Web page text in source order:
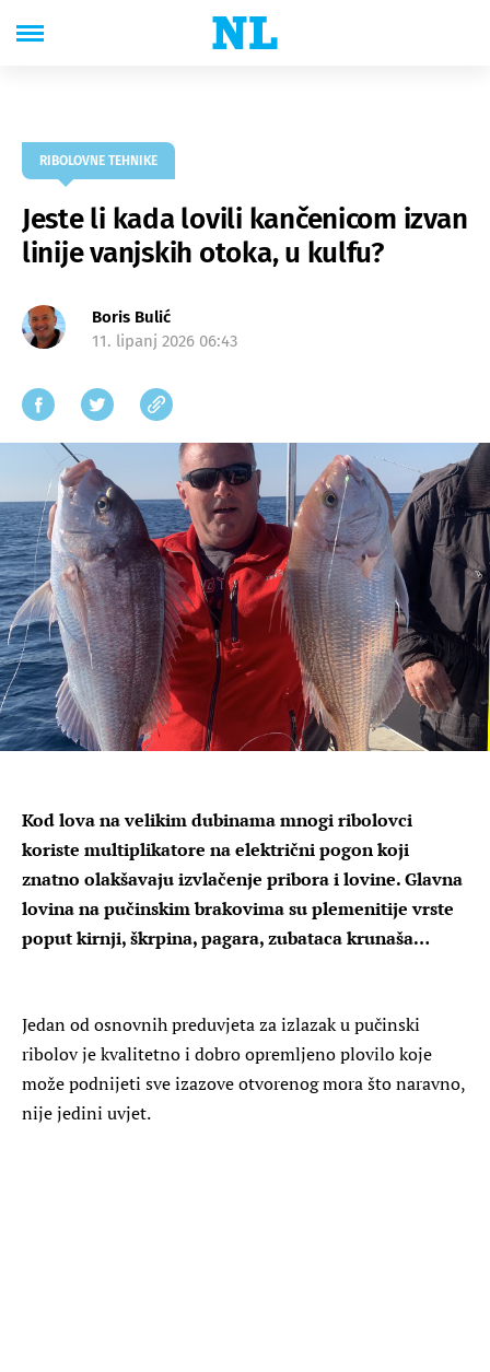
RIBOLOVNE TEHNIKE
Jeste li kada lovili kančenicom izvan
linije vanjskih otoka, u kulfu?
Boris Bulić
11. lipanj 2026 06:43
Kod lova na velikim dubinama mnogi ribolovci
koriste multiplikatore na električni pogon koji
znatno olakšavaju izvlačenje pribora i lovine. Glavna
lovina na pučinskim brakovima su plemenitije vrste
poput kirnji, škrpina, pagara, zubataca krunaša…
Jedan od osnovnih preduvjeta za izlazak u pučinski
ribolov je kvalitetno i dobro opremljeno plovilo koje
može podnijeti sve izazove otvorenog mora što naravno,
nije jedini uvjet.